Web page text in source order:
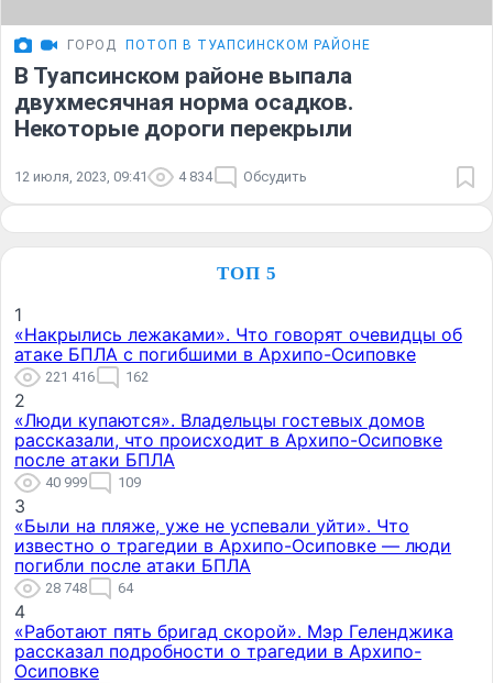
ГОРОД ПОТОП В ТУАПСИНСКОМ РАЙОНЕ
В Туапсинском районе выпала
двухмесячная норма осадков.
Некоторые дороги перекрыли
12 июля, 2023, 09:41 4 834 Обсудить
ТОП 5
1
«Накрылись лежаками». Что говорят очевидцы об
атаке БПЛА с погибшими в Архипо-Осиповке
221 416 162
2
«Люди купаются». Владельцы гостевых домов
рассказали, что происходит в Архипо-Осиповке
после атаки БПЛА
40 999 109
3
«Были на пляже, уже не успевали уйти». Что
известно о трагедии в Архипо-Осиповке — люди
погибли после атаки БПЛА
28 748 64
4
«Работают пять бригад скорой». Мэр Геленджика
рассказал подробности о трагедии в Архипо-
Осиповке